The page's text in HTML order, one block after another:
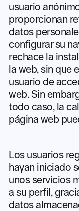
usuario
proporcionan
datos
configurar su
rechace la
la web, sin que
usuario de
web. Sin
todo caso, la
página web
Los usuarios
hayan iniciado
unos servicios
a su perfil,
datos